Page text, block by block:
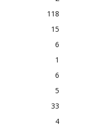
118
15
6
1
6
5
33
4